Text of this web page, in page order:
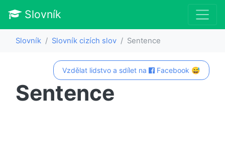
Slovník
Slovník Slovník cizích slov Sentence
Vzdělat lidstvo a sdílet na Facebook 😅
Sentence